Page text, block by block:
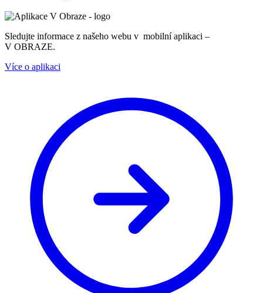
Sledujte informace z našeho webu v mobilní aplikaci –
V OBRAZE.
Více o aplikaci